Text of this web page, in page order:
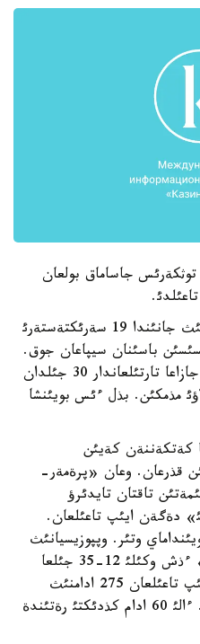
توثكةرئس جاساماق بولعان
يلكةر باشبؤگ جالعئز ةمةس. ونئث جانئندا 19 سةرئكتةستةرئ
باسئنان سيپاعان جوق.
سوتتالؤ مةرزئمئ ادام شوشئتادئ، جازاعا تارتئلعاندار 30 جئلدان
مذمكئن. بذل ءئس بويئنشا
كةتكةننةن كةيئن
قذرعان. وعان «پرةمةر-
تاقتان تايدئرؤ
دةگةن ايئپ تاعئلعان.
وتئر. وپپوزيسيانئث
«رةسپؤبيؤليكالئق پارتياسئنئث» ءذش وكئلئ 12-35 جئلعا
باس بوستاندئعئنان ايئرئلدئ. ايئپ تاعئلعان 275 ادامنئث
ئشئنةن 21 ئ عانا اقتالئپ شئقتئ. ءالئ 60 ادام كذدئكتئ رةتئندة